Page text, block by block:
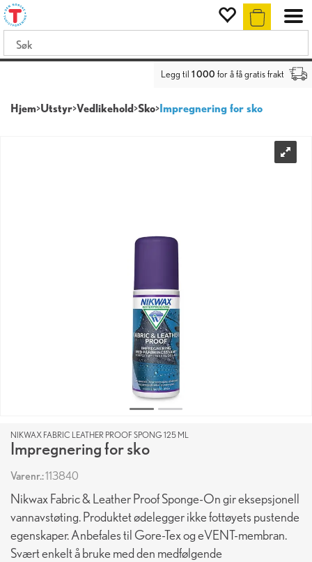
Legg til 1 000 for å få gratis frakt
Hjem>Utstyr>Vedlikehold>Sko>Impregnering for sko
NIKWAX FABRIC LEATHER PROOF SPONG 125 ML
Impregnering for sko
Varenr.:113840
Nikwax Fabric & Leather Proof Sponge-On gir eksepsjonell
vannavstøting. Produktet ødelegger ikke fottøyets pustende
egenskaper. Anbefales til Gore-Tex og eVENT-membran.
Svært enkelt å bruke med den medfølgende